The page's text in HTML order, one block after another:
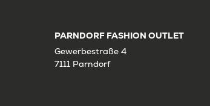
PARNDORF FASHION OUTLET
Gewerbestraße 4
7111 Parndorf